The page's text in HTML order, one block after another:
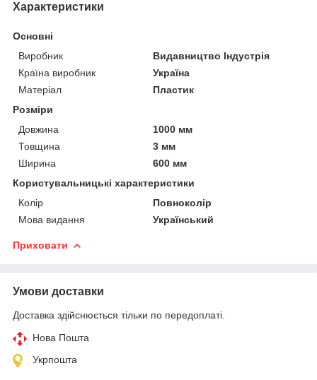
Характеристики
Основні
Виробник
Видавництво Індустрія
Країна виробник
Україна
Матеріал
Пластик
Розміри
Довжина
1000 мм
Товщина
3 мм
Ширина
600 мм
Користувальницькі характеристики
Колір
Повноколір
Мова видання
Український
Приховати
Умови доставки
Доставка здійснюється тільки по передоплаті.
Нова Пошта
Укрпошта